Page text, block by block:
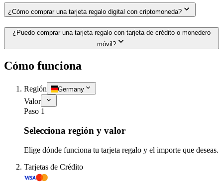
¿Cómo comprar una tarjeta regalo digital con criptomoneda?
¿Puedo comprar una tarjeta regalo con tarjeta de crédito o monedero
móvil?
Cómo funciona
Región Germany
Valor
Paso 1
Selecciona región y valor
Elige dónde funciona tu tarjeta regalo y el importe que deseas.
Tarjetas de Crédito